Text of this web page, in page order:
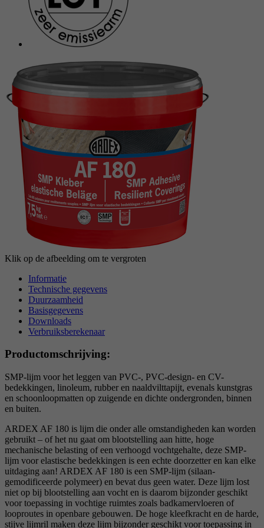
Klik op de afbeelding om te vergroten
Informatie
Technische gegevens
Duurzaamheid
Basisgegevens
Downloads
Verbruiksberekenaar
Productomschrijving:
SMP-lijm voor het leggen van PVC-, PVC-design- en CV-
bedekkingen, linoleum, rubber en naaldvilttapijt, evenals kunstgras
en schoonloopmatten op zuigende en dichte ondergronden, binnen
en buiten.
ARDEX AF 180 is lijm die onder alle omstandigheden kan worden
gebruikt – of het nu gaat om blootstelling aan hitte, hoge
mechanische belasting of een verhoogd vochtgehalte, deze SMP-
lijm voor elastische bedekkingen is een echte doorzetter en kan elke
uitdaging aan! ARDEX AF 180 is een SMP-lijm (silaan-
gemodificeerde polymeer) en bevat dus geen water. Deze lijm lost
niet op bij blootstelling aan vocht en is daarom bijzonder geschikt
voor toepassing in vochtige ruimtes zoals badkamervloeren of
looproutes in openbare gebouwen. De hoge kleefkracht en de harde,
stijve lijmril maken deze lijm bijzonder geschikt voor toepassing in
Doel
reCAPTCHA setzt ein notwendiges Cookie
(_GRECAPTCHA), wenn es zum Zweck der
Risikoanalyse ausgeführt wird.